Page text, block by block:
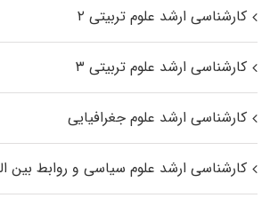
کارشناسی ارشد علوم تربیتی ۲
کارشناسی ارشد علوم تربیتی ۳
کارشناسی ارشد علوم جغرافیایی
کارشناسی ارشد علوم سیاسی و روابط بین